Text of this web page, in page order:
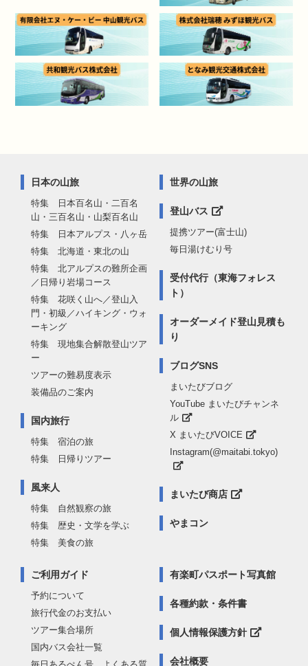
日本の山旅
特集 日本百名山・二百名
山・三百名山・山梨百名山
特集 日本アルプス・八ヶ岳
特集 北海道・東北の山
特集 北アルプスの難所企画
／日帰り岩場コース
特集 花咲く山へ／登山入
門・初級／ハイキング・ウォ
ーキング
特集 現地集合解散登山ツア
ー
ツアーの難易度表示
装備品のご案内
国内旅行
特集 宿泊の旅
特集 日帰りツアー
風来人
特集 自然観察の旅
特集 歴史・文学を学ぶ
特集 美食の旅
世界の山旅
登山バス
提携ツアー(富士山)
毎日湯けむり号
受付代行（東海フォレス
ト）
オーダーメイド登山見積も
り
ブログSNS
まいたびブログ
YouTube まいたびチャンネ
ル
X まいたびVOICE
Instagram(@maitabi.tokyo)
まいたび商店
やまコン
ご利用ガイド
予約について
旅行代金のお支払い
ツアー集合場所
国内バス会社一覧
有楽町パスポート写真館
各種約款・条件書
個人情報保護方針
会社概要